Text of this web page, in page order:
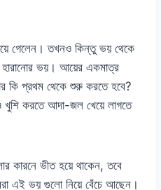
গেলেন। তখনও কিন্তু ভয় থেকে
ভয়। আয়ের একমাত্র
কি প্রথম থেকে শুরু করতে হবে?
করতে আদা-জল খেয়ে লাগতে
কারনে ভীত হয়ে থাকেন, তবে
এই ভয় গুলো নিয়ে বেঁচে আছেন।